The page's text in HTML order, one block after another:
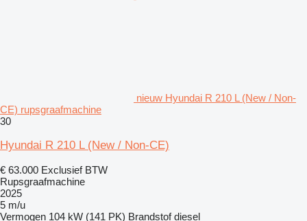
nieuw Hyundai R 210 L (New / Non-
CE) rupsgraafmachine
30
Hyundai R 210 L (New / Non-CE)
€ 63.000 Exclusief BTW
Rupsgraafmachine
2025
5 m/u
Vermogen 104 kW (141 PK) Brandstof diesel